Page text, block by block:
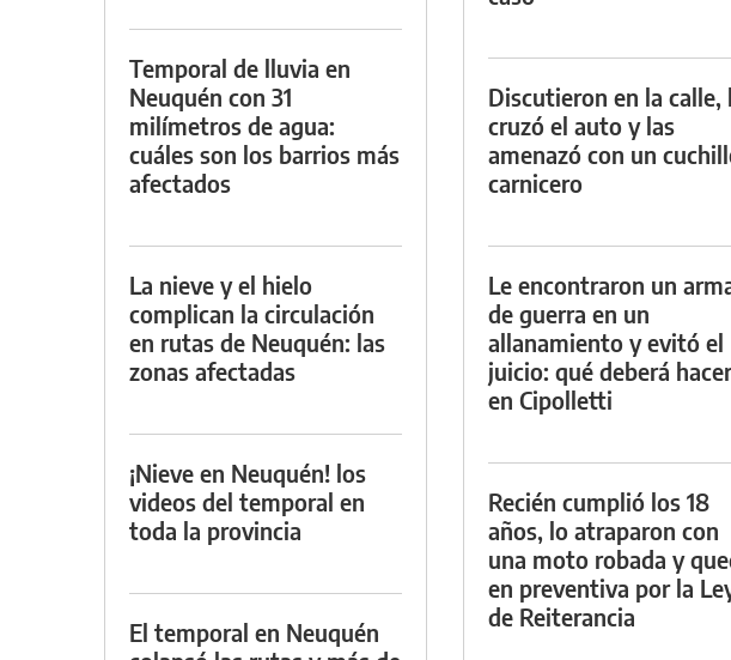
Temporal de lluvia en
Neuquén con 31
milímetros de agua:
cuáles son los barrios más
afectados
La nieve y el hielo
complican la circulación
en rutas de Neuquén: las
zonas afectadas
¡Nieve en Neuquén! los
videos del temporal en
toda la provincia
El temporal en Neuquén
Discutieron en la calle,
cruzó el auto y las
amenazó con un
carnicero
Le encontraron un
de guerra en un
allanamiento y evitó el
juicio: qué deberá hacer
en Cipolletti
Recién cumplió los 18
años, lo atraparon con
una moto robada y
en preventiva por la
de Reiterancia